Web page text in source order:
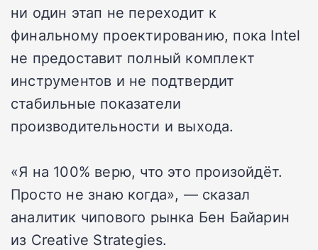
ни один этап не переходит к
финальному проектированию, пока Intel
не предоставит полный комплект
инструментов и не подтвердит
стабильные показатели
производительности и выхода.
«Я на 100% верю, что это произойдёт.
Просто не знаю когда», — сказал
аналитик чипового рынка Бен Байарин
из Creative Strategies.